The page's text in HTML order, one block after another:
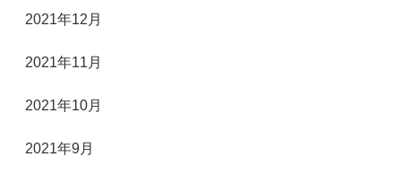
2021年12月
2021年11月
2021年10月
2021年9月